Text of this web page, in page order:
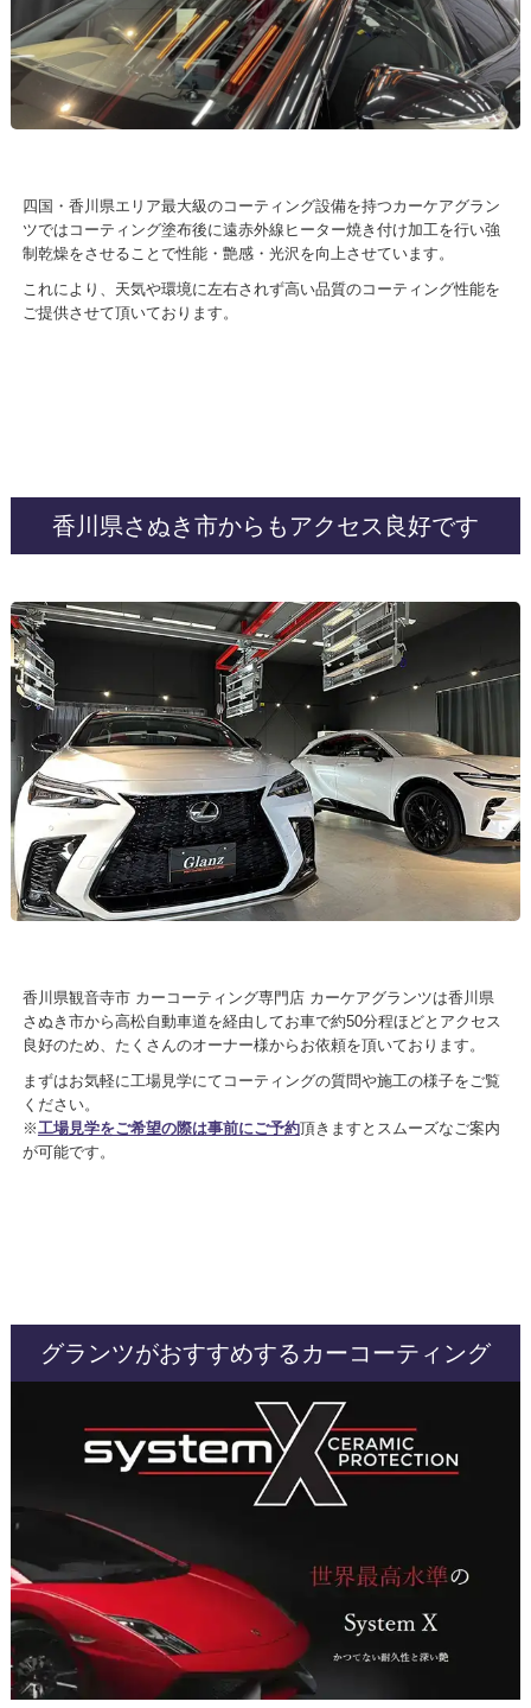
四国・香川県エリア最大級のコーティング設備を持つカーケアグラン
ツではコーティング塗布後に遠赤外線ヒーター焼き付け加工を行い強
制乾燥をさせることで性能・艶感・光沢を向上させています。
これにより、天気や環境に左右されず高い品質のコーティング性能を
ご提供させて頂いております。
香川県さぬき市からもアクセス良好です
香川県観音寺市 カーコーティング専門店 カーケアグランツは香川県
さぬき市から高松自動車道を経由してお車で約50分程ほどとアクセス
良好のため、たくさんのオーナー様からお依頼を頂いております。
まずはお気軽に工場見学にてコーティングの質問や施工の様子をご覧
ください。
※工場見学をご希望の際は事前にご予約頂きますとスムーズなご案内
が可能です。
グランツがおすすめするカーコーティング